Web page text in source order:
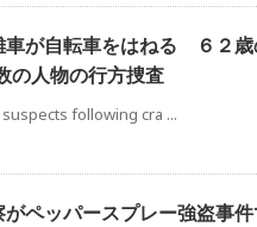
車が自転車をはねる ６２
の人物の行方捜査
following cra ...
がペッパースプレー強盗事